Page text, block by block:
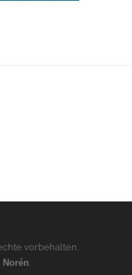
vorbehalten.
Norén